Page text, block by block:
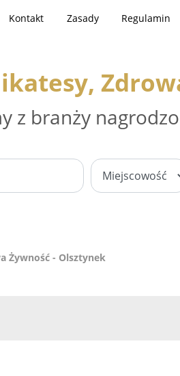
Kontakt Zasady Regulamin
z branży
Żywność - Olsztynek